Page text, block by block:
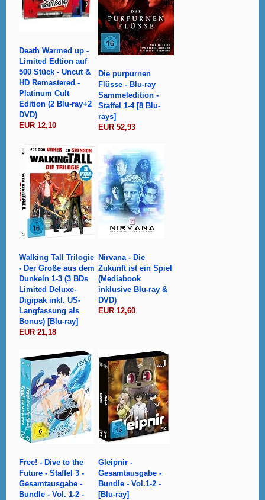
Death Warmed up -
Limited Edtion auf
500 Stück - Uncut &
HD Remastered -
Platinum Cult
Edition (2 Blu-ray+2
DVD)
EUR 12,10
Die purpurnen
Flüsse - Blu-ray
Sammeledition -
Staffel 1-4 [8 Blu-
rays]
EUR 52,93
Walking Tall Trilogie
- Der Große aus dem
Dunkeln 1-3 (3 BDs
Limited Deluxe-
Digipak inkl. US-
Langfassung als
Bonus) [Blu-ray]
EUR 21,18
Nirvana - Die
Zukunft ist ein Spiel
(Mediabook
inklusive Blu-ray &
DVD)
EUR 12,60
Free! - Dive to the
Future - Staffel 3 -
Gesamtausgabe -
Bundle - Vol. 1-2 -
Gleipnir -
Gesamtausgabe -
Bundle - Vol.1-2 -
[Blu-ray]